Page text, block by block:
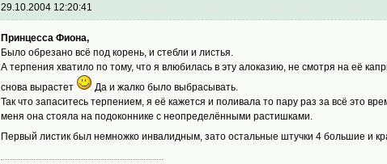
29.10.2004 12:20:41
Принцесса Фиона,
Было обрезано всё под корень, и стебли и листья.
А терпения хватило по тому, что я влюбилась в эту алоказию, не смотря на её
снова вырастет
Да и жалко было выбрасывать.
Так что запаситесь терпением, я её кажется и поливала то пару раз за всё это
меня она стояла на подоконнике с неопределёнными растишками.
Первый листик был немножко инвалидным, зато остальные штучки 4 большие и